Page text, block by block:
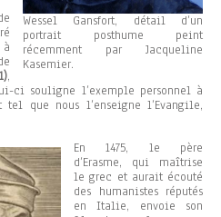
Wessel Gansfort, détail d’un
portrait posthume peint
récemment par Jacqueline
Kasemier.
,
ci souligne l’exemple personnel à
que nous l’enseigne l’Evangile,
En 1475, le père
d’Erasme, qui maîtrise
le grec et aurait écouté
des humanistes réputés
en Italie, envoie son